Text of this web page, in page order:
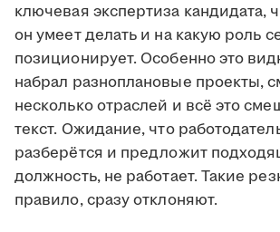
ключевая экспертиза кандидата,
он умеет делать и на какую роль
позиционирует. Особенно это
набрал разноплановые проекты,
несколько отраслей и всё это
текст. Ожидание, что
разберётся и предложит
должность, не работает. Такие
правило, сразу отклоняют.